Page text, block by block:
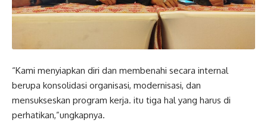
“Kami menyiapkan diri dan membenahi secara internal
berupa konsolidasi organisasi, modernisasi, dan
mensukseskan program kerja. itu tiga hal yang harus di
perhatikan,”ungkapnya.